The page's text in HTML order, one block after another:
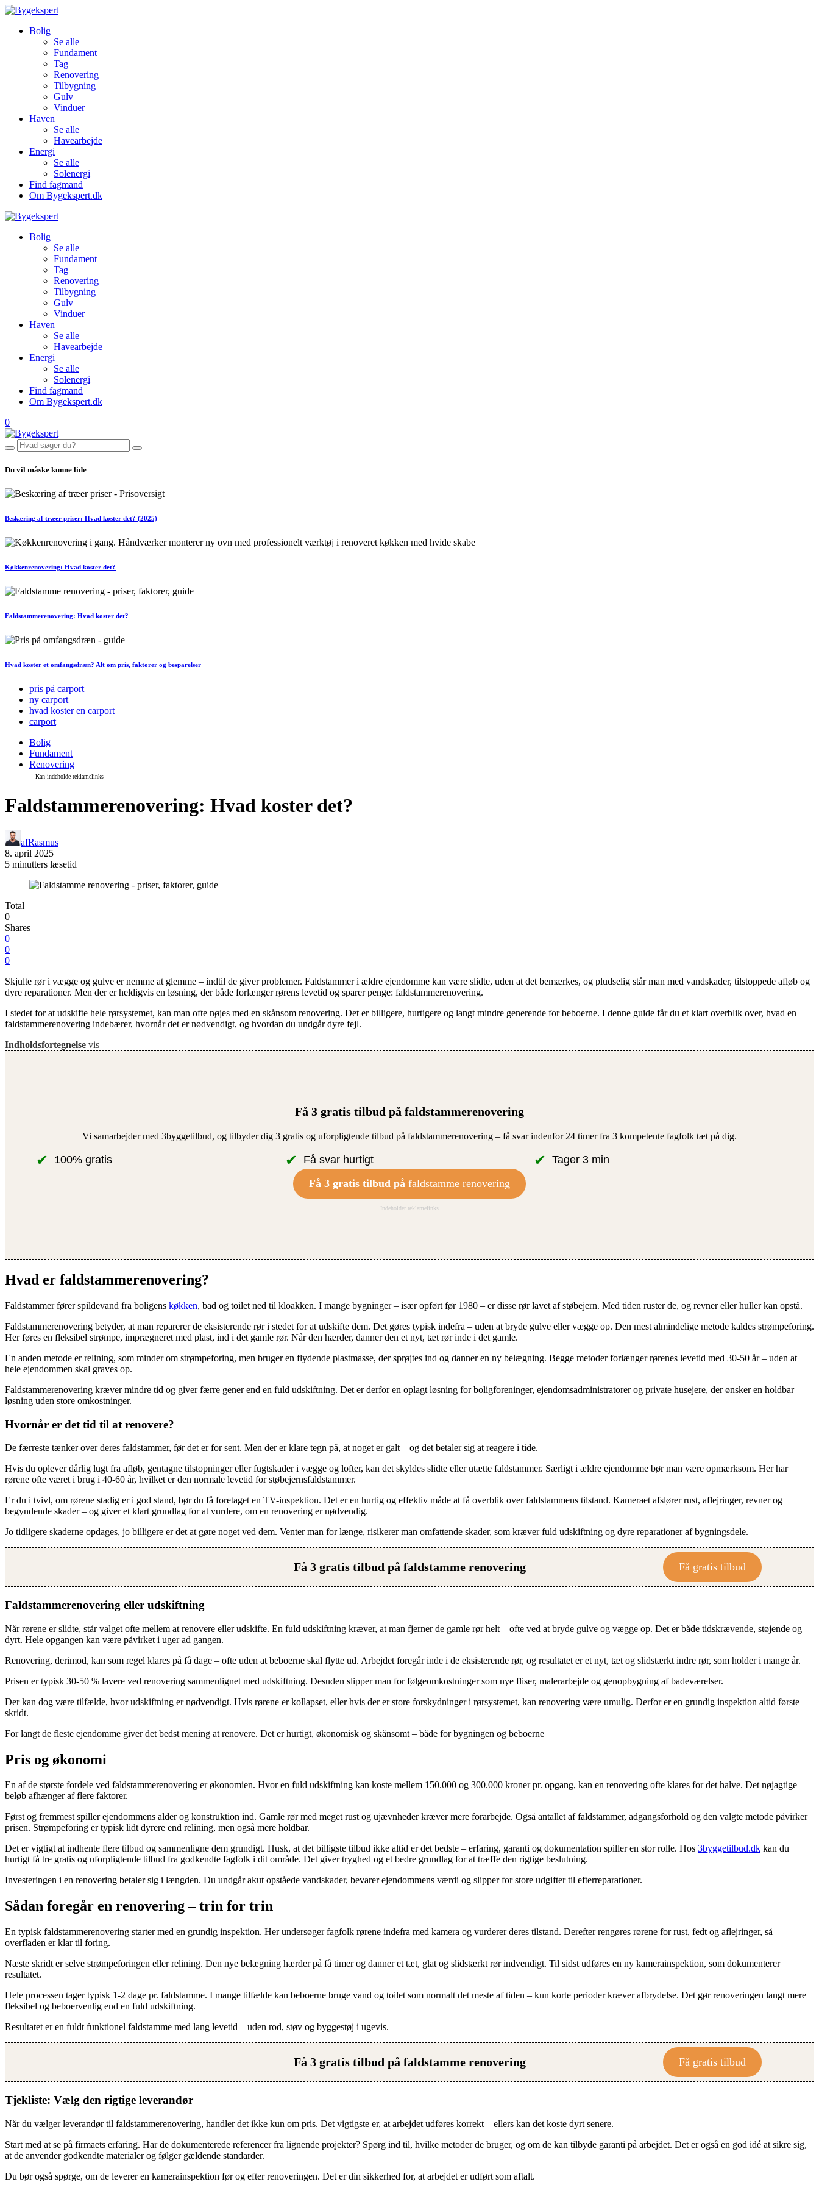
Bolig
Se alle
Fundament
Tag
Renovering
Tilbygning
Gulv
Vinduer
Haven
Se alle
Havearbejde
Energi
Se alle
Solenergi
Find fagmand
Om Bygekspert.dk
Bolig
Se alle
Fundament
Tag
Renovering
Tilbygning
Gulv
Vinduer
Haven
Se alle
Havearbejde
Energi
Se alle
Solenergi
Find fagmand
Om Bygekspert.dk
0
Du vil måske kunne lide
Beskæring af træer priser: Hvad koster det? (2025)
Køkkenrenovering: Hvad koster det?
Faldstammerenovering: Hvad koster det?
Hvad koster et omfangsdræn? Alt om pris, faktorer og besparelser
pris på carport
ny carport
hvad koster en carport
carport
Bolig
Fundament
Renovering
Faldstammerenovering: Hvad koster det?
afRasmus
8. april 2025
5 minutters læsetid
Total
0
Shares
0
0
0
Skjulte rør i vægge og gulve er nemme at glemme – indtil de giver problemer. Faldstammer i ældre ejendomme kan være slidte, uden at det bemærkes, og pludselig står man med vandskader, tilstoppede afløb og
dyre reparationer. Men der er heldigvis en løsning, der både forlænger rørens levetid og sparer penge: faldstammerenovering.
I stedet for at udskifte hele rørsystemet, kan man ofte nøjes med en skånsom renovering. Det er billigere, hurtigere og langt mindre generende for beboerne. I denne guide får du et klart overblik over, hvad en
faldstammerenovering indebærer, hvornår det er nødvendigt, og hvordan du undgår dyre fejl.
Indholdsfortegnelse vis
Få 3 gratis tilbud på faldstammerenovering
Vi samarbejder med 3byggetilbud, og tilbyder dig 3 gratis og uforpligtende tilbud på faldstammerenovering – få svar indenfor 24 timer fra 3 kompetente fagfolk tæt på dig.
✔ 100% gratis ✔ Få svar hurtigt ✔
Tager 3 min
Få 3 gratis tilbud på faldstamme renovering
Indeholder reklamelinks
Hvad er faldstammerenovering?
Faldstammer fører spildevand fra boligens køkken, bad og toilet ned til kloakken. I mange bygninger – især opført før 1980 – er disse rør lavet af støbejern. Med tiden ruster de, og revner eller huller kan opstå.
Faldstammerenovering betyder, at man reparerer de eksisterende rør i stedet for at udskifte dem. Det gøres typisk indefra – uden at bryde gulve eller vægge op. Den mest almindelige metode kaldes strømpeforing.
Her føres en fleksibel strømpe, imprægneret med plast, ind i det gamle rør. Når den hærder, danner den et nyt, tæt rør inde i det gamle.
En anden metode er relining, som minder om strømpeforing, men bruger en flydende plastmasse, der sprøjtes ind og danner en ny belægning. Begge metoder forlænger rørenes levetid med 30-50 år – uden at
hele ejendommen skal graves op.
Faldstammerenovering kræver mindre tid og giver færre gener end en fuld udskiftning. Det er derfor en oplagt løsning for boligforeninger, ejendomsadministratorer og private husejere, der ønsker en holdbar
løsning uden store omkostninger.
Hvornår er det tid til at renovere?
De færreste tænker over deres faldstammer, før det er for sent. Men der er klare tegn på, at noget er galt – og det betaler sig at reagere i tide.
Hvis du oplever dårlig lugt fra afløb, gentagne tilstopninger eller fugtskader i vægge og lofter, kan det skyldes slidte eller utætte faldstammer. Særligt i ældre ejendomme bør man være opmærksom. Her har
rørene ofte været i brug i 40-60 år, hvilket er den normale levetid for støbejernsfaldstammer.
Er du i tvivl, om rørene stadig er i god stand, bør du få foretaget en TV-inspektion. Det er en hurtig og effektiv måde at få overblik over faldstammens tilstand. Kameraet afslører rust, aflejringer, revner og
begyndende skader – og giver et klart grundlag for at vurdere, om en renovering er nødvendig.
Jo tidligere skaderne opdages, jo billigere er det at gøre noget ved dem. Venter man for længe, risikerer man omfattende skader, som kræver fuld udskiftning og dyre reparationer af bygningsdele.
Få 3 gratis tilbud på faldstamme renovering Få gratis tilbud
Faldstammerenovering eller udskiftning
Når rørene er slidte, står valget ofte mellem at renovere eller udskifte. En fuld udskiftning kræver, at man fjerner de gamle rør helt – ofte ved at bryde gulve og vægge op. Det er både tidskrævende, støjende og
dyrt. Hele opgangen kan være påvirket i uger ad gangen.
Renovering, derimod, kan som regel klares på få dage – ofte uden at beboerne skal flytte ud. Arbejdet foregår inde i de eksisterende rør, og resultatet er et nyt, tæt og slidstærkt indre rør, som holder i mange år.
Prisen er typisk 30-50 % lavere ved renovering sammenlignet med udskiftning. Desuden slipper man for følgeomkostninger som nye fliser, malerarbejde og genopbygning af badeværelser.
Der kan dog være tilfælde, hvor udskiftning er nødvendigt. Hvis rørene er kollapset, eller hvis der er store forskydninger i rørsystemet, kan renovering være umulig. Derfor er en grundig inspektion altid første
skridt.
For langt de fleste ejendomme giver det bedst mening at renovere. Det er hurtigt, økonomisk og skånsomt – både for bygningen og beboerne
Pris og økonomi
En af de største fordele ved faldstammerenovering er økonomien. Hvor en fuld udskiftning kan koste mellem 150.000 og 300.000 kroner pr. opgang, kan en renovering ofte klares for det halve. Det nøjagtige
beløb afhænger af flere faktorer.
Først og fremmest spiller ejendommens alder og konstruktion ind. Gamle rør med meget rust og ujævnheder kræver mere forarbejde. Også antallet af faldstammer, adgangsforhold og den valgte metode påvirker
prisen. Strømpeforing er typisk lidt dyrere end relining, men også mere holdbar.
Det er vigtigt at indhente flere tilbud og sammenligne dem grundigt. Husk, at det billigste tilbud ikke altid er det bedste – erfaring, garanti og dokumentation spiller en stor rolle. Hos 3byggetilbud.dk kan du
hurtigt få tre gratis og uforpligtende tilbud fra godkendte fagfolk i dit område. Det giver tryghed og et bedre grundlag for at træffe den rigtige beslutning.
Investeringen i en renovering betaler sig i længden. Du undgår akut opståede vandskader, bevarer ejendommens værdi og slipper for store udgifter til efterreparationer.
Sådan foregår en renovering – trin for trin
En typisk faldstammerenovering starter med en grundig inspektion. Her undersøger fagfolk rørene indefra med kamera og vurderer deres tilstand. Derefter rengøres rørene for rust, fedt og aflejringer, så
overfladen er klar til foring.
Næste skridt er selve strømpeforingen eller relining. Den nye belægning hærder på få timer og danner et tæt, glat og slidstærkt rør indvendigt. Til sidst udføres en ny kamerainspektion, som dokumenterer
resultatet.
Hele processen tager typisk 1-2 dage pr. faldstamme. I mange tilfælde kan beboerne bruge vand og toilet som normalt det meste af tiden – kun korte perioder kræver afbrydelse. Det gør renoveringen langt mere
fleksibel og beboervenlig end en fuld udskiftning.
Resultatet er en fuldt funktionel faldstamme med lang levetid – uden rod, støv og byggestøj i ugevis.
Få 3 gratis tilbud på faldstamme renovering Få gratis tilbud
Tjekliste: Vælg den rigtige leverandør
Når du vælger leverandør til faldstammerenovering, handler det ikke kun om pris. Det vigtigste er, at arbejdet udføres korrekt – ellers kan det koste dyrt senere.
Start med at se på firmaets erfaring. Har de dokumenterede referencer fra lignende projekter? Spørg ind til, hvilke metoder de bruger, og om de kan tilbyde garanti på arbejdet. Det er også en god idé at sikre sig,
at de anvender godkendte materialer og følger gældende standarder.
Du bør også spørge, om de leverer en kamerainspektion før og efter renoveringen. Det er din sikkerhed for, at arbejdet er udført som aftalt.